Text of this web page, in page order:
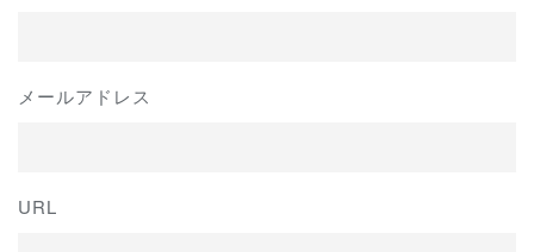
メールアドレス
URL